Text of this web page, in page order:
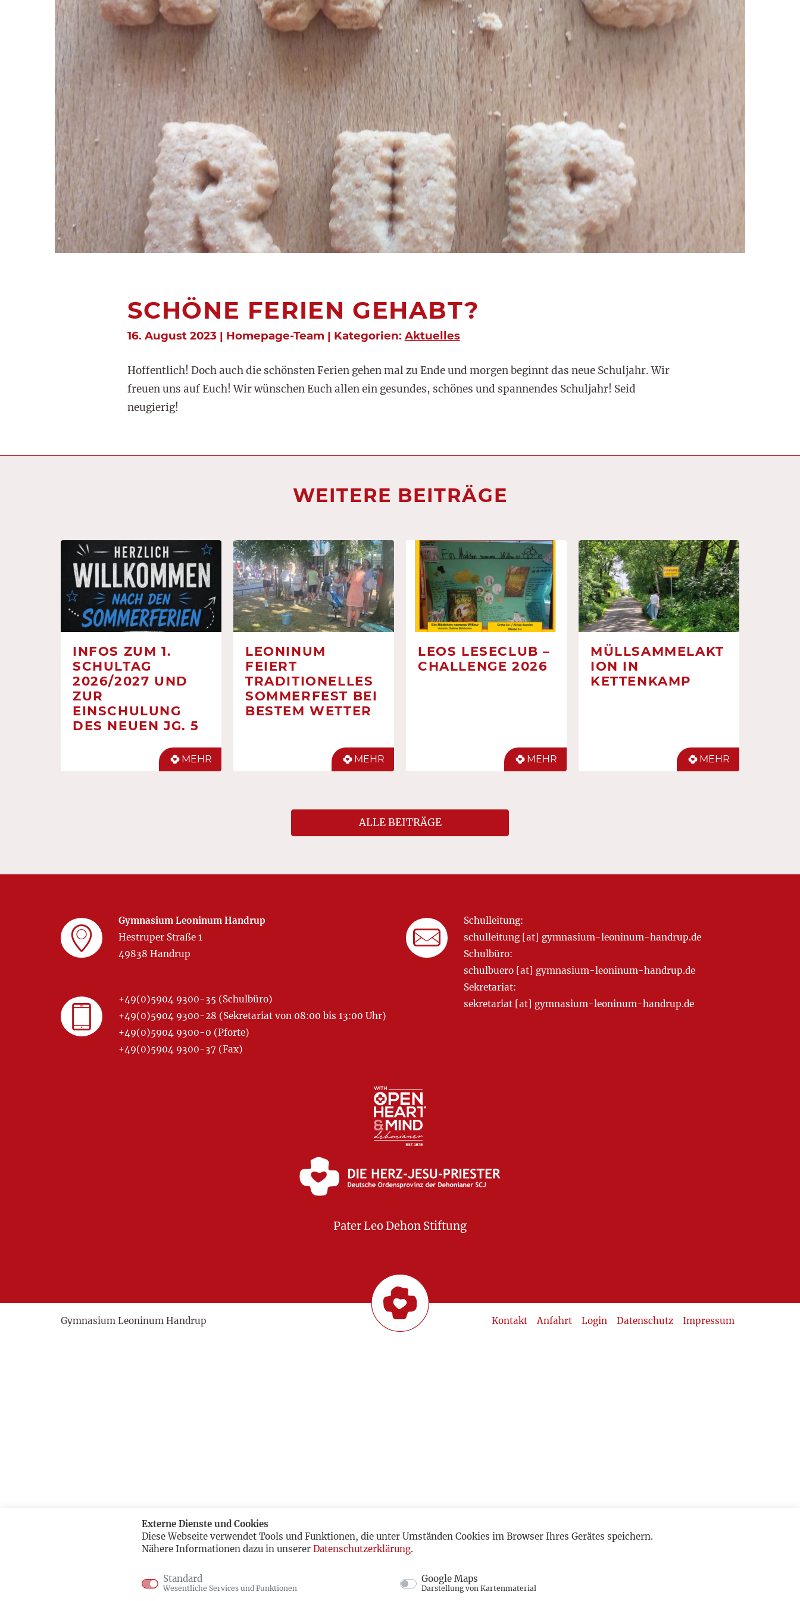
SCHÖNE FERIEN GEHABT?
16. August 2023 | Homepage-Team | Kategorien: Aktuelles
Hoffentlich! Doch auch die schönsten Ferien gehen mal zu Ende und morgen beginnt das neue Schuljahr. Wir
freuen uns auf Euch! Wir wünschen Euch allen ein gesundes, schönes und spannendes Schuljahr! Seid
neugierig!
WEITERE BEITRÄGE
INFOS ZUM 1.
SCHULTAG
2026/2027 UND
ZUR
EINSCHULUNG
DES NEUEN JG. 5
MEHR
LEONINUM
FEIERT
TRADITIONELLES
SOMMERFEST BEI
BESTEM WETTER
MEHR
LEOS LESECLUB –
CHALLENGE 2026
MEHR
MÜLLSAMMELAKT
ION IN
KETTENKAMP
MEHR
ALLE BEITRÄGE
Gymnasium Leoninum Handrup
Hestruper Straße 1
49838 Handrup
+49(0)5904 9300-35 (Schulbüro)
+49(0)5904 9300-28 (Sekretariat von 08:00 bis 13:00 Uhr)
+49(0)5904 9300-0 (Pforte)
+49(0)5904 9300-37 (Fax)
Schulleitung:
schulleitung [at] gymnasium-leoninum-handrup.de
Schulbüro:
schulbuero [at] gymnasium-leoninum-handrup.de
Sekretariat:
sekretariat [at] gymnasium-leoninum-handrup.de
Pater Leo Dehon Stiftung
Kontakt Anfahrt Login Datenschutz Impressum
Gymnasium Leoninum Handrup
Externe Dienste und Cookies
Diese Webseite verwendet Tools und Funktionen, die unter Umständen Cookies im Browser Ihres Gerätes speichern.
Nähere Informationen dazu in unserer Datenschutzerklärung.
Standard
Wesentliche Services und Funktionen
Google Maps
Darstellung von Kartenmaterial